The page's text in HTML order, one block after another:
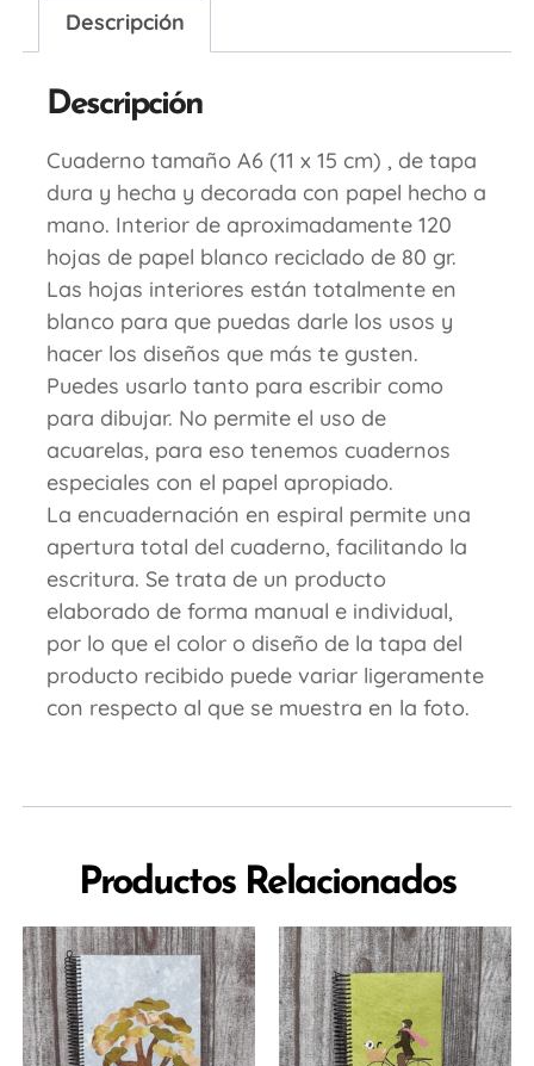
Descripción
Descripción
Cuaderno tamaño A6 (11 x 15 cm) , de tapa
dura y hecha y decorada con papel hecho a
mano. Interior de aproximadamente 120
hojas de papel blanco reciclado de 80 gr.
Las hojas interiores están totalmente en
blanco para que puedas darle los usos y
hacer los diseños que más te gusten.
Puedes usarlo tanto para escribir como
para dibujar. No permite el uso de
acuarelas, para eso tenemos cuadernos
especiales con el papel apropiado.
La encuadernación en espiral permite una
apertura total del cuaderno, facilitando la
escritura. Se trata de un producto
elaborado de forma manual e individual,
por lo que el color o diseño de la tapa del
producto recibido puede variar ligeramente
con respecto al que se muestra en la foto.
Productos Relacionados